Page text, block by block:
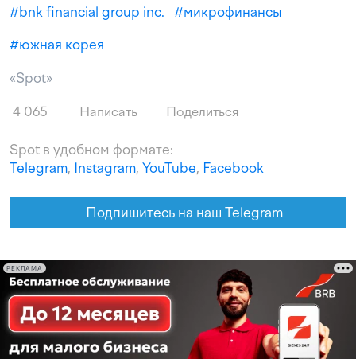
#bnk financial group inc. #микрофинансы
#южная корея
«Spot»
4 065 Написать Поделиться
Spot в удобном формате:
Telegram, Instagram, YouTube, Facebook
Подпишитесь на наш Telegram
РЕКЛАМА